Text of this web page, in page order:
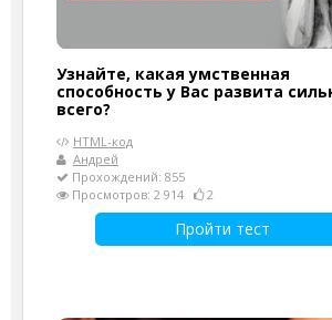
Узнайте, какая умственная
способность у Вас развита
всего?
HTML-код
Андрей
Прохождений: 855
Просмотров: 2 914
2
Пройти тест